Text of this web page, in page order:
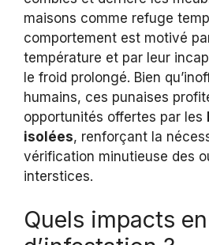
maisons comme refuge
comportement est motivé
température et par leur
le froid prolongé. Bien
humains, ces punaises
opportunités offertes par les
isolées, renforçant la
vérification minutieuse des
interstices.
Quels impacts